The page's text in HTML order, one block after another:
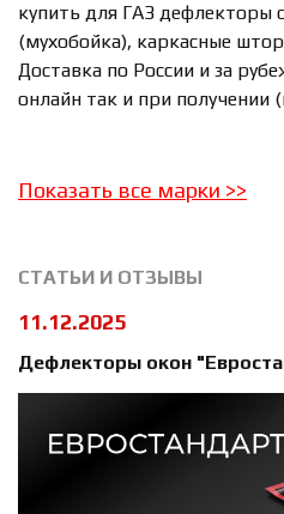
купить для ГАЗ дефлекторы
(мухобойка), каркасные
Доставка по России и за
онлайн так и при получении
Показать все марки >>
СТАТЬИ И ОТЗЫВЫ
11.12.2025
Дефлекторы окон